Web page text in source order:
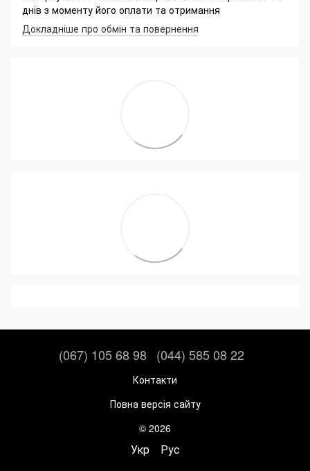
днів з моменту його оплати та отримання
Докладніше про обмін та повернення
(067) 105 68 98 (044) 585 08 22
Контакти
Повна версія сайту
© 2026
Укр Рус